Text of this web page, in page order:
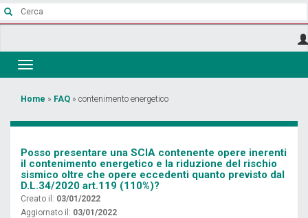
Salta
Toggle
navigation
Tu
sei
qui
Home » FAQ » contenimento energetico
Posso presentare una SCIA contenente opere inerenti
il contenimento energetico e la riduzione del rischio
sismico oltre che opere eccedenti quanto previsto dal
D.L.34/2020 art.119 (110%)?
Creato il: 03/01/2022
Aggiornato il: 03/01/2022